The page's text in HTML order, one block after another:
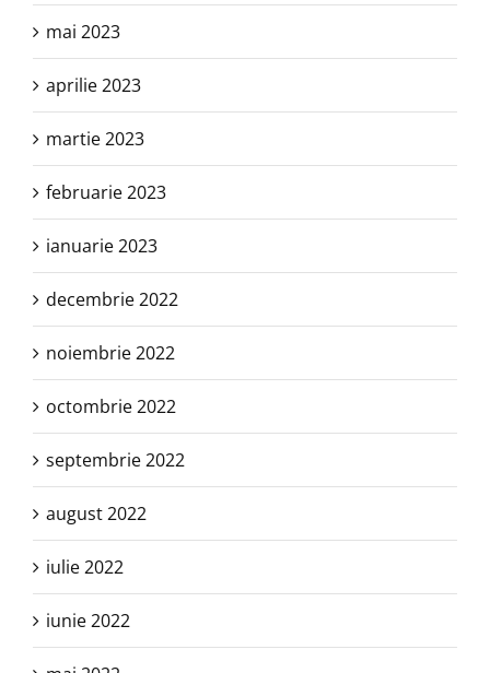
mai 2023
aprilie 2023
martie 2023
februarie 2023
ianuarie 2023
decembrie 2022
noiembrie 2022
octombrie 2022
septembrie 2022
august 2022
iulie 2022
iunie 2022